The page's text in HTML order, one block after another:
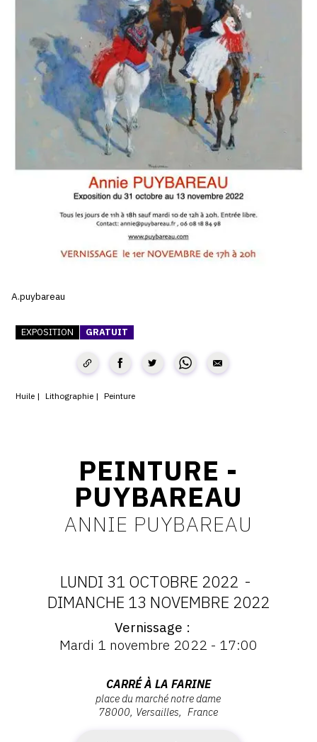
SERVICES
CRÉER SON CATALOGUE RAISONNÉ
ABONNEMENTS DÉDIÉS AUX GALERISTES
CRÉER SON SITE ARTISTE
CRÉER SON CATALOGUE D'EXPO
PUBLIER SES EXPOSITIONS
DEVENIR CONTRIBUTEUR
À PROPOS
CONTACT
CGU
INSTAGRAM
FACEBOOK
A.puybareau
EXPOSITION GRATUIT
Huile Lithographie Peinture
PEINTURE -
PUYBAREAU
ANNIE PUYBAREAU
DATES
:
31
LUNDI 31 OCTOBRE 2022 -
DIMANCHE 13 NOVEMBRE 2022
Vernissage
Mardi 1 novembre 2022 - 17:00
CARRÉ À LA FARINE
place du marché notre dame
78000 Versailles France